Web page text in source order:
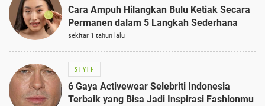
Cara Ampuh Hilangkan Bulu Ketiak Secara
Permanen dalam 5 Langkah Sederhana
sekitar 1 tahun lalu
STYLE
6 Gaya Activewear Selebriti Indonesia
Terbaik yang Bisa Jadi Inspirasi Fashionmu